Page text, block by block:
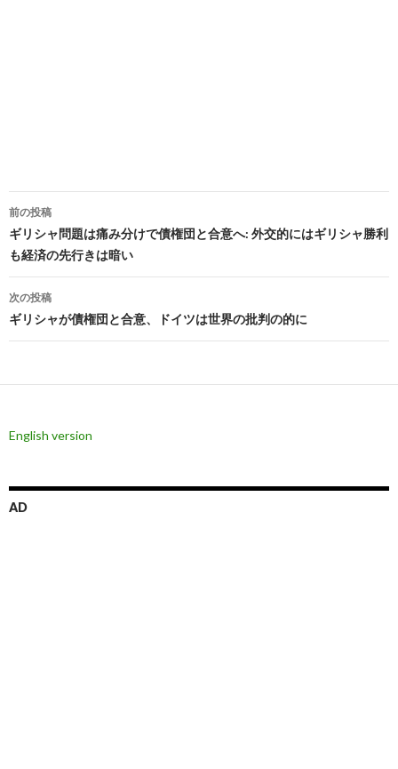
投
稿
ナ
ビ
ゲ
シ
前の投稿
ギリシャ問題は痛み分けで債権団と合意へ: 外交的にはギリシャ勝利
も経済の先行きは暗い
次の投稿
ギリシャが債権団と合意、ドイツは世界の批判の的に
English version
AD